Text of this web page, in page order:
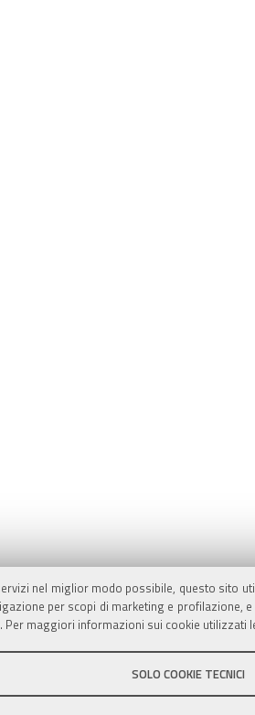
nel miglior modo possibile, questo sito
per scopi di marketing e
Per maggiori informazioni sui cookie utilizzati
SOLO COOKIE TECNICI